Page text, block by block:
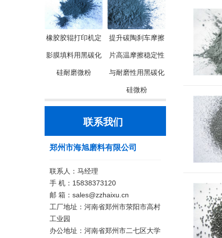
橡胶胶辊打印机定
影膜填料用黑碳化
硅耐磨微粉
提升碳陶刹车摩擦
片高温摩擦稳定性
与耐磨性用黑碳化
硅微粉
联系我们
郑州市海旭磨料有限公司
联系人：马经理
手 机：15838373120
邮 箱：sales@zzhaixu.cn
工厂地址：河南省郑州市荥阳市高村
工业园
办公地址：河南省郑州市二七区大学